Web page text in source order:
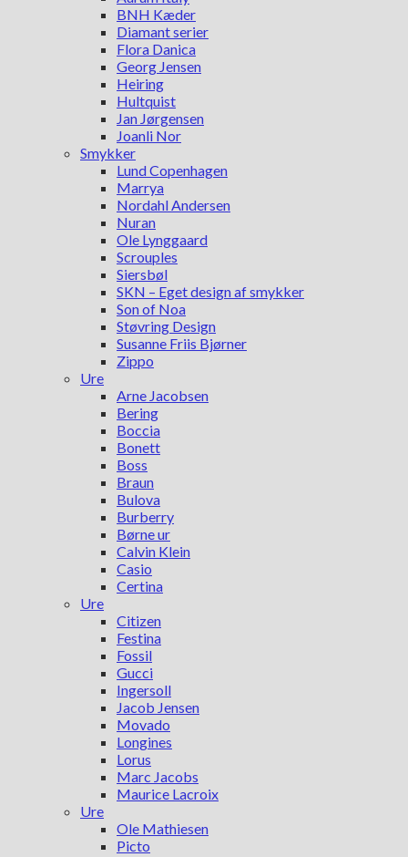
BNH Kæder
Diamant serier
Flora Danica
Georg Jensen
Heiring
Hultquist
Jan Jørgensen
Joanli Nor
Smykker
Lund Copenhagen
Marrya
Nordahl Andersen
Nuran
Ole Lynggaard
Scrouples
Siersbøl
SKN – Eget design af smykker
Son of Noa
Støvring Design
Susanne Friis Bjørner
Zippo
Ure
Arne Jacobsen
Bering
Boccia
Bonett
Boss
Braun
Bulova
Burberry
Børne ur
Calvin Klein
Casio
Certina
Ure
Citizen
Festina
Fossil
Gucci
Ingersoll
Jacob Jensen
Movado
Longines
Lorus
Marc Jacobs
Maurice Lacroix
Ure
Ole Mathiesen
Picto